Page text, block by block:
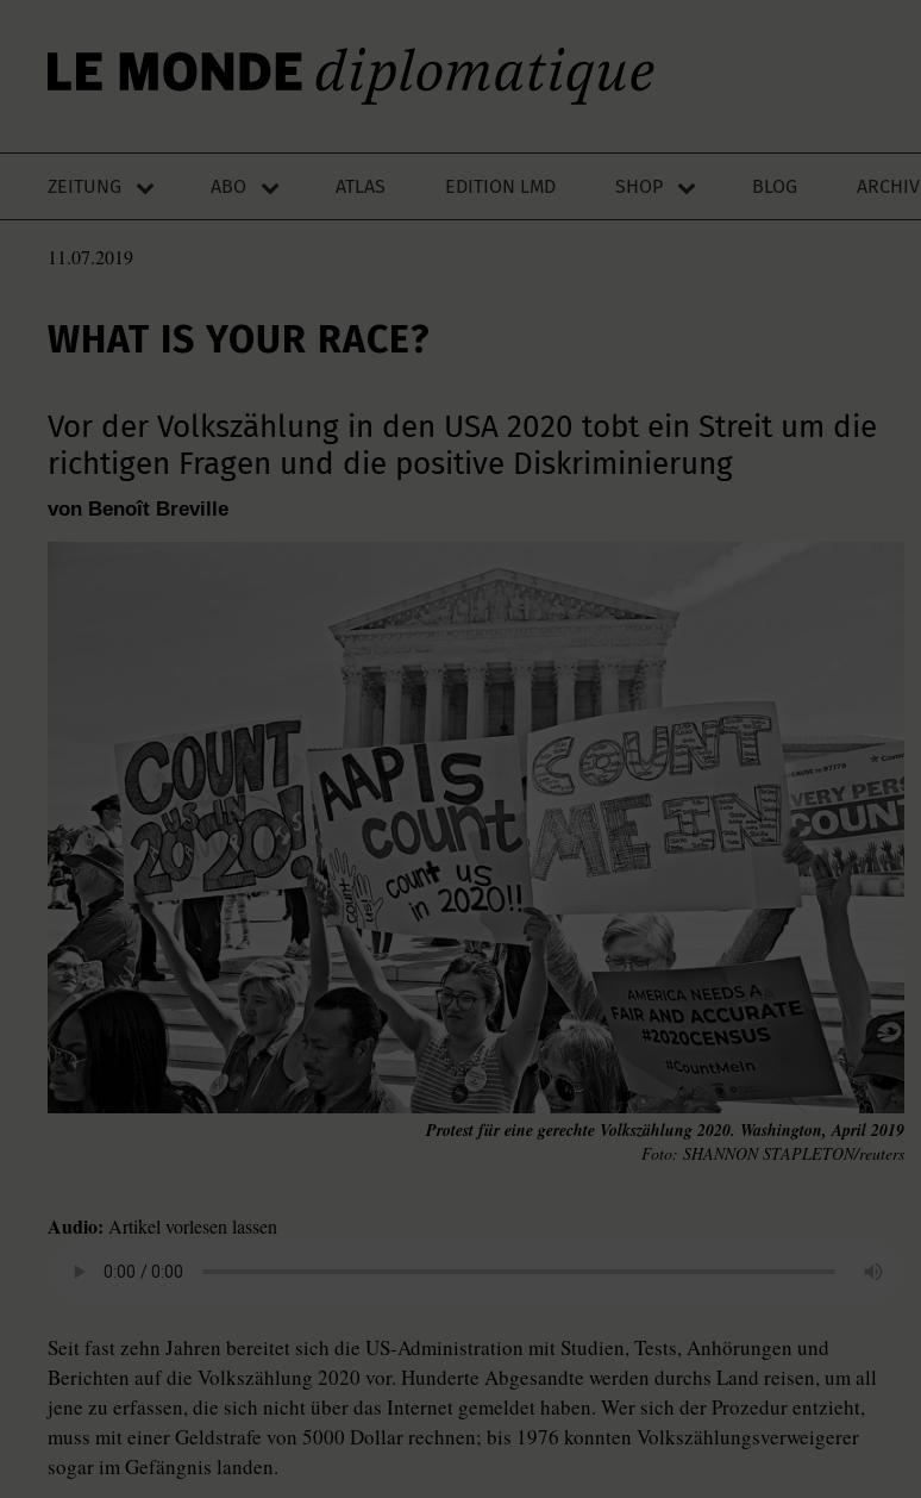
ZEITUNG ABO ATLAS EDITION LMD SHOP BLOG ARCHIV
11.07.2019
WHAT IS YOUR RACE?
Vor der Volkszählung in den USA 2020 tobt ein Streit um die
richtigen Fragen und die positive Diskriminierung
von Benoît Breville
Protest für eine gerechte Volkszählung 2020. Washington, April 2019
SHANNON STAPLETON/reuters
Audio: Artikel vorlesen lassen
Seit fast zehn Jahren bereitet sich die US-Administration mit Studien, Tests, Anhörungen und
Berichten auf die Volkszählung 2020 vor. Hunderte Abgesandte werden durchs Land reisen, um all
jene zu erfassen, die sich nicht über das Internet gemeldet haben. Wer sich der Prozedur entzieht,
muss mit einer Geldstrafe von 5000 Dollar rechnen; bis 1976 konnten Volkszählungsverweigerer
sogar im Gefängnis landen.